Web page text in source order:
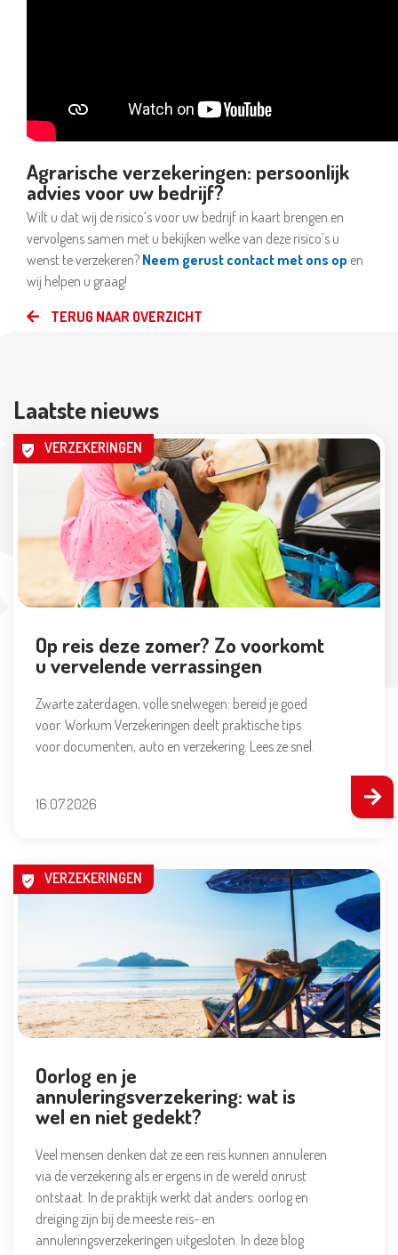
Agrarische verzekeringen: persoonlijk
advies voor uw bedrijf?
Wilt u dat wij de risico’s voor uw bedrijf in kaart brengen en
vervolgens samen met u bekijken welke van deze risico’s u
wenst te verzekeren? Neem gerust contact met ons op en
wij helpen u graag!
TERUG NAAR OVERZICHT
Laatste nieuws
VERZEKERINGEN
Op reis deze zomer? Zo voorkomt
u vervelende verrassingen
Zwarte zaterdagen, volle snelwegen: bereid je goed
voor. Workum Verzekeringen deelt praktische tips
voor documenten, auto en verzekering. Lees ze snel.
16.07.2026
VERZEKERINGEN
Oorlog en je
annuleringsverzekering: wat is
wel en niet gedekt?
Veel mensen denken dat ze een reis kunnen annuleren
via de verzekering als er ergens in de wereld onrust
ontstaat. In de praktijk werkt dat anders: oorlog en
dreiging zijn bij de meeste reis- en
annuleringsverzekeringen uitgesloten. In deze blog